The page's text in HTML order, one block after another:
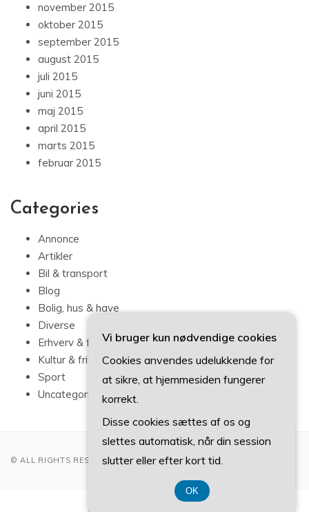
november 2015
oktober 2015
september 2015
august 2015
juli 2015
juni 2015
maj 2015
april 2015
marts 2015
februar 2015
Categories
Annonce
Artikler
Bil & transport
Blog
Bolig, hus & have
Diverse
Erhverv & forbrug
Kultur & fritid
Sport
Uncategorized
© ALL RIGHTS RESERVED 2022
Vi bruger kun nødvendige cookies
Cookies anvendes udelukkende for
at sikre, at hjemmesiden fungerer
korrekt.
Disse cookies sættes af os og
slettes automatisk, når din session
slutter eller efter kort tid.
OK